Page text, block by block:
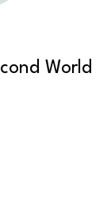
World